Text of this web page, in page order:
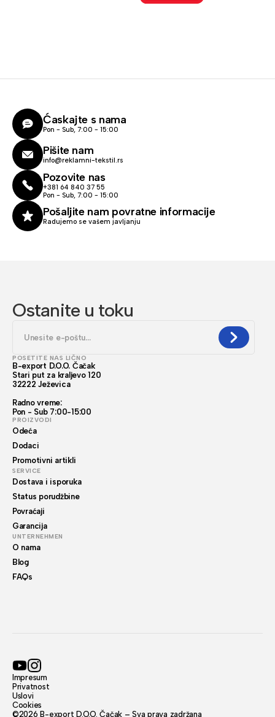
Ćaskajte s nama
Pon - Sub, 7:00 - 15:00
Pišite nam
info@reklamni-tekstil.rs
Pozovite nas
+381 64 840 37 55
Pon - Sub, 7:00 - 15:00
Pošaljite nam povratne informacije
Radujemo se vašem javljanju
Ostanite u toku
POSETITE NAS LIČNO
B-export D.O.O. Čačak
Stari put za kraljevo 120
32222 Ježevica
Radno vreme:
Pon - Sub 7:00-15:00
PROIZVODI
Odeća
Dodaci
Promotivni artikli
SERVICE
Dostava i isporuka
Status porudžbine
Povraćaji
Garancija
UNTERNEHMEN
O nama
Blog
FAQs
©2026 B-export D.O.O. Čačak – Sva prava zadržana
Impresum
Privatnost
Uslovi
Cookies